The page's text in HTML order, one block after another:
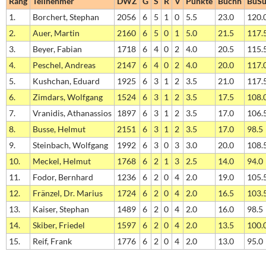
1.
Borchert, Stephan 2056 6 5 1 0 5.5 23.0
2.
Auer, Martin 2160 6 5 0 1 5.0 21.5
3.
Beyer, Fabian 1718 6 4 0 2 4.0 20.5
4.
Peschel, Andreas 2147 6 4 0 2 4.0 20.0
5.
Kushchan, Eduard 1925 6 3 1 2 3.5 21.0
6.
Zimdars, Wolfgang 1524 6 3 1 2 3.5 17.5
7.
Vranidis, Athanassios 1897 6 3 1 2 3.5 17.0
8.
Busse, Helmut 2151 6 3 1 2 3.5 17.0
98.5
9.
Steinbach, Wolfgang 1992 6 3 0 3 3.0 20.0
10.
Meckel, Helmut 1768 6 2 1 3 2.5 14.0
94.0
11.
Fodor, Bernhard 1236 6 2 0 4 2.0 19.0
12.
Fränzel, Dr. Marius 1724 6 2 0 4 2.0 16.5
13.
Kaiser, Stephan 1489 6 2 0 4 2.0 16.0
98.5
14.
Skiber, Friedel 1597 6 2 0 4 2.0 13.5
15.
Reif, Frank 1776 6 2 0 4 2.0 13.0 95.0